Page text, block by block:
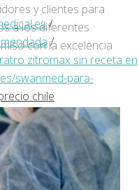
/
/
zitromax sin receta en
swanmed-para-
chile
y clientes para
a los diferentes
con la excelencia